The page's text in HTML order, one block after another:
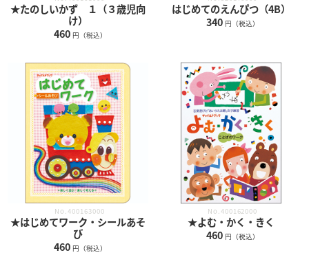
★たのしいかず １（３歳児向
け）
460 円（税込）
はじめてのえんぴつ（4B）
340 円（税込）
No.400163000
★はじめてワーク・シールあそ
び
460 円（税込）
No.400162000
★よむ・かく・きく
460 円（税込）